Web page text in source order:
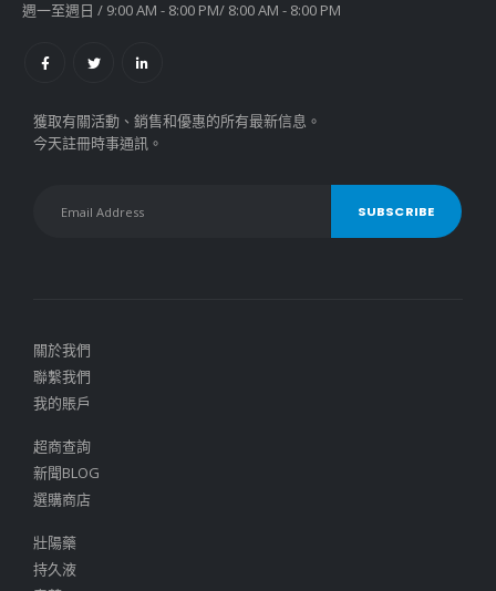
週一至週日 / 9:00 AM - 8:00 PM/ 8:00 AM - 8:00 PM
獲取有關活動、銷售和優惠的所有最新信息。
今天註冊時事通訊。
關於我們
聯繫我們
我的賬戶
超商查詢
新聞BLOG
選購商店
壯陽藥
持久液